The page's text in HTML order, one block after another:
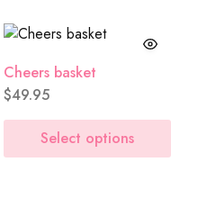
Cheers basket
$49.95
Select options